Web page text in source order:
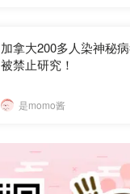
加拿大200多人染神秘
被禁止研究！
是momo酱